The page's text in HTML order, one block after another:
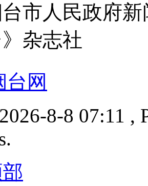
市人民政府
杂志社
台网
8-8 07:11 ,